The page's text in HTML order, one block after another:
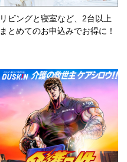
リビングと寝室など、2台以上
まとめてのお申込みでお得に！